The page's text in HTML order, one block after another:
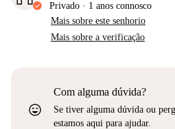
Privado · 1 anos connosco
Mais sobre este senhorio
Mais sobre a verificação
sentiment_very_satisfied
Com alguma dúvida?
Se tiver alguma dúvida ou
estamos aqui para ajudar.